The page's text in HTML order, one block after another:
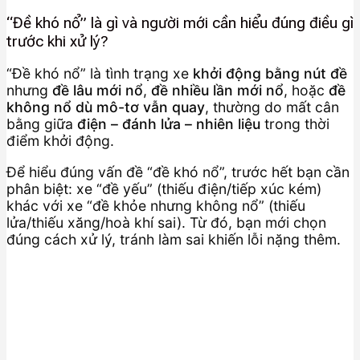
“Đề khó nổ” là gì và người mới cần hiểu đúng điều gì
trước khi xử lý?
“Đề khó nổ” là tình trạng xe khởi động bằng nút đề
nhưng đề lâu mới nổ, đề nhiều lần mới nổ, hoặc đề
không nổ dù mô-tơ vẫn quay, thường do mất cân
bằng giữa điện – đánh lửa – nhiên liệu trong thời
điểm khởi động.
Để hiểu đúng vấn đề “đề khó nổ”, trước hết bạn cần
phân biệt: xe “đề yếu” (thiếu điện/tiếp xúc kém)
khác với xe “đề khỏe nhưng không nổ” (thiếu
lửa/thiếu xăng/hoà khí sai). Từ đó, bạn mới chọn
đúng cách xử lý, tránh làm sai khiến lỗi nặng thêm.